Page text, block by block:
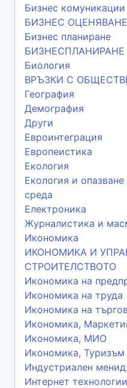
Бизнес комуникации
БИЗНЕС ОЦЕНЯВАНЕ
Бизнес планиране
БИЗНЕСПЛАНИРАНЕ
Биология
ВРЪЗКИ С
География
Демография
Други
Евроинтеграция
Европеистика
Екология
Екология и опазване
среда
Електроника
Журналистика и
Икономика
ИКОНОМИКА И
СТРОИТЕЛСТВОТО
Икономика на
Икономика на труда
Икономика на
Икономика,
Икономика, МИО
Икономика, Туризъм
Индустриален
Интернет технологии